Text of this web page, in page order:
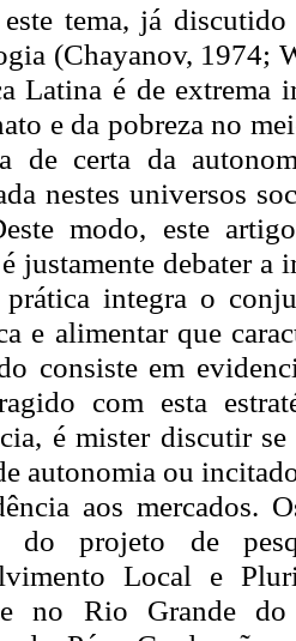
tema, já
(Chayanov, 1974;
Latina é de extrema
e da pobreza no
de certa da
nestes universos
modo, este
justamente debater a
prática integra o
e alimentar que
consiste em
com esta
é mister discutir
autonomia ou
aos mercados.
do projeto de
Local e
no Rio Grande